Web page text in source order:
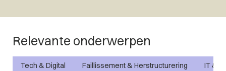
Relevante onderwerpen
Tech & Digital Faillissement & Herstructurering IT &